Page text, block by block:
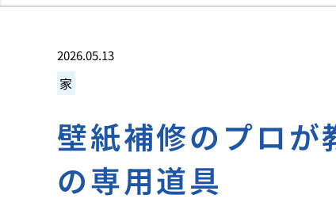
2026.05.13
家
壁紙補修のプロが
の専用道具